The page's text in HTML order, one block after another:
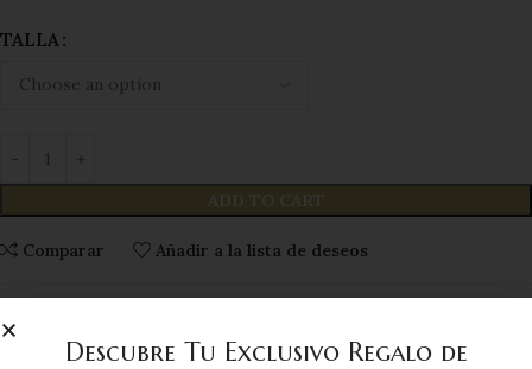
TALLA
ADD TO CART
Comparar Añadir a la lista de deseos
SKU:
Category: Anillos de Compromiso
Descubre Tu Exclusivo Regalo de